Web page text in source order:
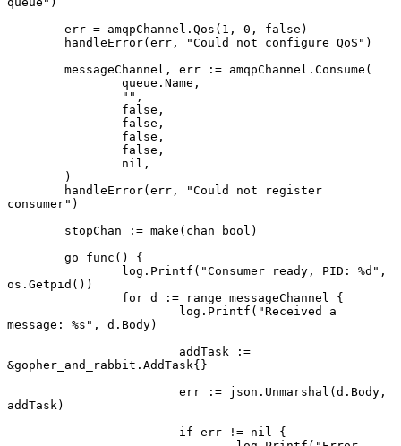
consumer")
os.Getpid())
message: %s", d.Body)
&gopher_and_rabbit.AddTask{}
addTask)